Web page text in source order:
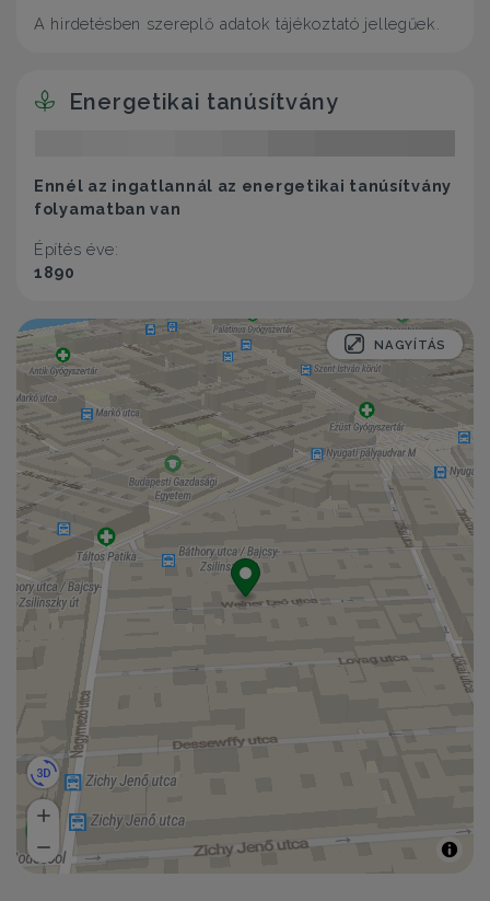
A hirdetésben szereplő adatok tájékoztató jellegűek.
Energetikai tanúsítvány
Ennél az ingatlannál az energetikai tanúsítvány
folyamatban van
Építés éve:
1890
NAGYÍTÁS